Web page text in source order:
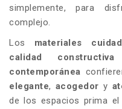
simplemente, para
complejo.
Los materiales
calidad constructiva
contemporánea
elegante, acogedor y
de los espacios prima